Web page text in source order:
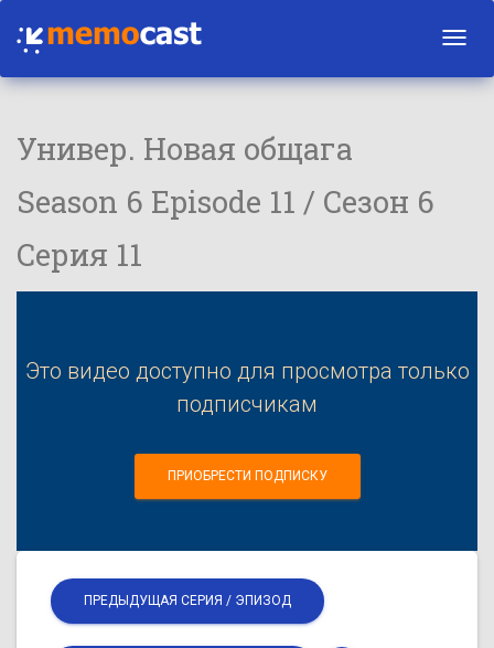
Универ. Новая общага
Season 6 Episode 11 / Сезон 6
Серия 11
Это видео доступно для просмотра только
подписчикам
ПРИОБРЕСТИ ПОДПИСКУ
ПРЕДЫДУЩАЯ СЕРИЯ / ЭПИЗОД